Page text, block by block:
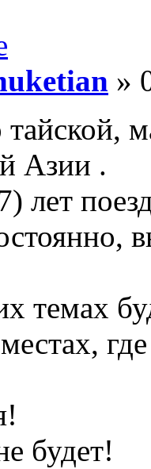
»
Азии .
лет
темах
будет!